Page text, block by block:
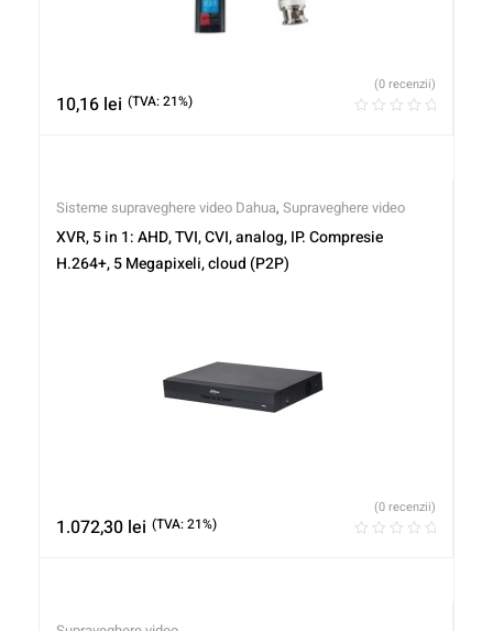
10,16 lei (TVA: 21%)
(0 recenzii)
Sisteme supraveghere video Dahua, Supraveghere video
XVR, 5 in 1: AHD, TVI, CVI, analog, IP. Compresie
H.264+, 5 Megapixeli, cloud (P2P)
1.072,30 lei (TVA: 21%)
(0 recenzii)